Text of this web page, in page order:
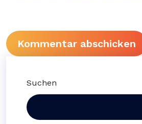
Suchen